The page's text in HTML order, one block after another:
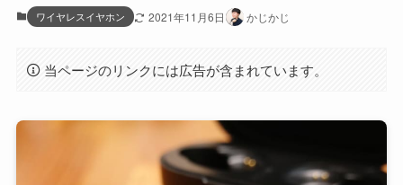
ワイヤレスイヤホン 2021年11月6日 かじかじ
当ページのリンクには広告が含まれています。